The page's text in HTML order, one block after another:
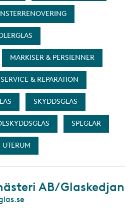
MARKISER & PERSIENNER
SERVICE & REPARATION
SKYDDSGLAS
SPEGLAR
UTERUM
AB/Glaskedjan